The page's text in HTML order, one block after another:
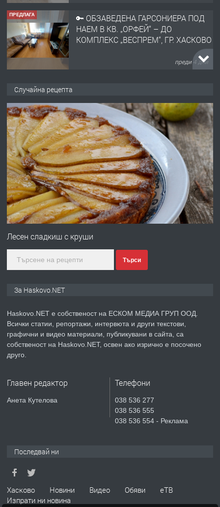
ПРЕДЛАГА
🔑 ОБЗАВЕДЕНА ГАРСОНИЕРА ПОД
НАЕМ В КВ. „ОРФЕЙ“ – ДО
КОМПЛЕКС „ВЕСПРЕМ“, ГР. ХАСКОВО
преди 4 дни
АПАРТАМЕНТ В ЦЕНТЪРА НА ГР.
ХАСКОВО
преди 5 дни
ПРЕДЛАГА Давам гараж под наем
преди 5 дни
ПРЕДЛАГА
№4120 Магазин/Офис под наем в кв.
градската градина!
преди 6 дни
ПРЕДЛАГА
Продавам парцел в гр. Хасково кв.
СГЛОБЯВАНЕ НА МЕБЕЛИ.
апартамент под наем в кв.
Случайна рецепта
Лесен сладкиш с круши
Търси
За Haskovo.NET
Haskovo.NET е собственост на ЕСКОМ МЕДИА ГРУП ООД.
Всички статии, репортажи, интервюта и други текстови,
графични и видео материали, публикувани в сайта, са
собственост на Haskovo.NET, освен ако изрично е посочено
друго.
Главен редактор
Анета Кутелова
Телефони
038 536 277
038 536 555
038 536 554 - Реклама
Последвай ни
Хасково Новини Видео Обяви
еТВ
Изпрати ни новина